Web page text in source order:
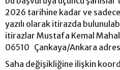
2026 tarihine kadar ve sadece
yazılı olarak itirazda
itirazlar Mustafa Kemal
06510 Çankaya/Ankara
Saha değişikliğine ilişkin